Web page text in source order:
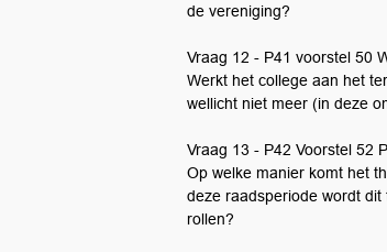
de vereniging?
Vraag 12 - P41 voorstel 50
Werkt het college aan het
wellicht niet meer (in deze
Vraag 13 - P42 Voorstel 52
Op welke manier komt het
deze raadsperiode wordt
rollen?